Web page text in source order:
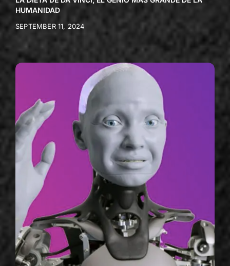
HUMANIDAD
SEPTEMBER 11, 2024